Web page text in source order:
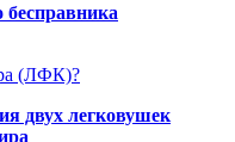
(ЛФК)?
двух легковушек